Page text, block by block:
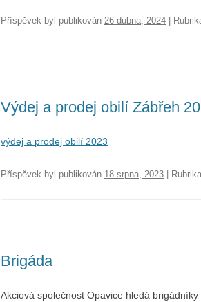
Příspěvek byl publikován 26 dubna, 2024 |
Výdej a prodej obilí Zábřeh
výdej a prodej obilí 2023
Příspěvek byl publikován 18 srpna, 2023 |
Brigáda
Akciová společnost Opavice hledá